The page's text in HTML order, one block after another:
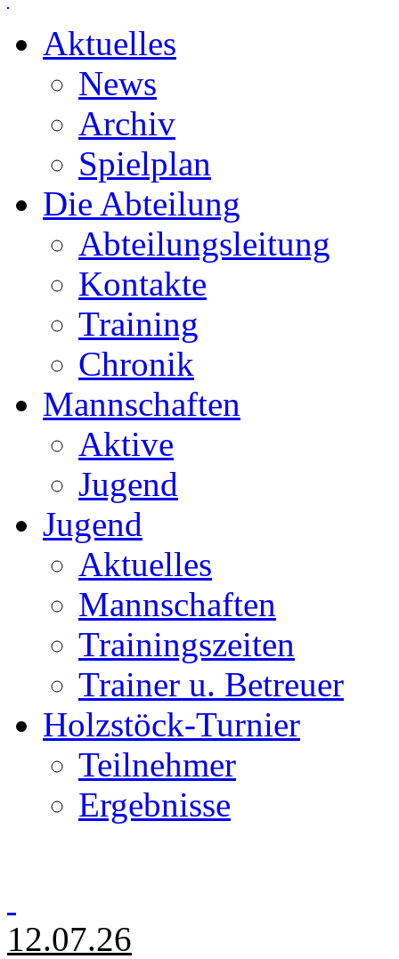
Aktuelles
News
Archiv
Spielplan
Die Abteilung
Abteilungsleitung
Kontakte
Training
Chronik
Mannschaften
Aktive
Jugend
Jugend
Aktuelles
Mannschaften
Trainingszeiten
Trainer u. Betreuer
Holzstöck-Turnier
Teilnehmer
Ergebnisse
12.07.26